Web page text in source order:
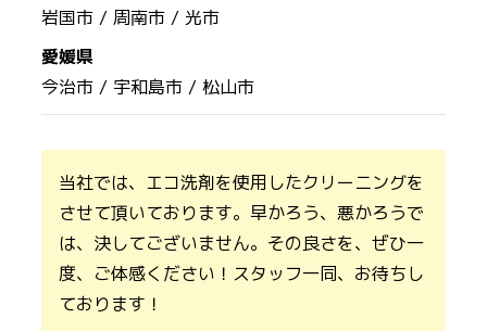
岩国市 /周南市 / 光市
愛媛県
今治市 / 宇和島市 /松山市
当社では、エコ洗剤を使用したクリーニングを
させて頂いております。早かろう、悪かろうで
は、決してございません。その良さを、ぜひ一
度、ご体感ください！スタッフ一同、お待ちし
ております！